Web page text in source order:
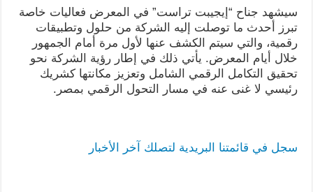
سيشهد جناح “إيجيبت تراست” في المعرض فعاليات خاصة
تبرز أحدث ما توصلت إليه الشركة من حلول وتطبيقات
رقمية، والتي سيتم الكشف عنها لأول مرة أمام الجمهور
خلال أيام المعرض. يأتي ذلك في إطار رؤية الشركة نحو
تحقيق التكامل الرقمي الشامل وتعزيز مكانتها كشريك
رئيسي لا غنى عنه في مسار التحول الرقمي بمصر.
سجل في قائمتنا البريدية لتصلك آخر الأخبار